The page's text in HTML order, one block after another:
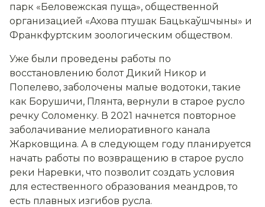
парк «Беловежская пуща», общественной
организацией «Ахова птушак Бацькаўшчыны» и
Франкфуртским зоологическим обществом.
Уже были проведены работы по
восстановлению болот Дикий Никор и
Попелево, заболочены малые водотоки, такие
как Борушичи, Плянта, вернули в старое русло
речку Соломенку. В 2021 начнется повторное
заболачивание мелиоративного канала
Жарковщина. А в следующем году планируется
начать работы по возвращению в старое русло
реки Наревки, что позволит создать условия
для естественного образования меандров, то
есть плавных изгибов русла.